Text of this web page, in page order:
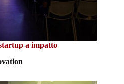
a impatto